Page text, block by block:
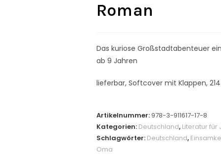
Roman
Das kuriose Großstadtabenteuer
ab 9 Jahren
lieferbar, Softcover mit Klappen,
Artikelnummer:978-3-911617-17-8
Kategorien: Deutschland, Literatur für
Schlagwörter: Deutschland,
Oma